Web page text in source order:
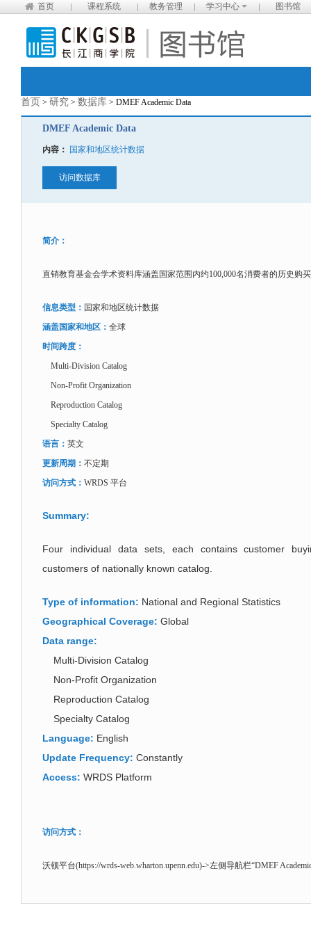
首页 课程系统 教务管理 学习中心 图书馆
首页 > 研究 > 数据库 > DMEF Academic Data
DMEF Academic Data
内容： 国家和地区统计数据
访问数据库
简介：
直销教育基金会学术资料库涵盖国家范围内约100,000名消费者的历史购
信息类型： 国家和地区统计数据
涵盖国家和地区： 全球
时间跨度：
Multi-Division Catalog
Non-Profit Organization
Reproduction Catalog
Specialty Catalog
语言： 英文
更新周期： 不定期
访问方式： WRDS 平台
Summary:
Four individual data sets, each contains customer
customers of nationally known catalog.
Type of information: National and Regional Statistics
Geographical Coverage: Global
Data range:
Multi-Division Catalog
Non-Profit Organization
Reproduction Catalog
Specialty Catalog
Language: English
Update Frequency: Constantly
Access: WRDS Platform
访问方式：
沃顿平台(https://wrds-web.wharton.upenn.edu)->左侧导航栏“DMEF